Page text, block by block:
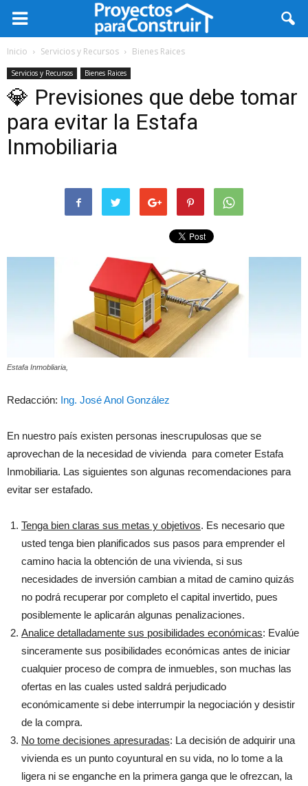
Inicio Servicios y Recursos Bienes Raices
Servicios y Recursos Bienes Raices
💎 Previsiones que debe tomar
para evitar la Estafa
Inmobiliaria
Estafa Inmobliaria,
Redacción: Ing. José Anol González
En nuestro país existen personas inescrupulosas que se
aprovechan de la necesidad de vivienda para cometer Estafa
Inmobiliaria. Las siguientes son algunas recomendaciones para
evitar ser estafado.
Tenga bien claras sus metas y objetivos. Es necesario que
usted tenga bien planificados sus pasos para emprender el
camino hacia la obtención de una vivienda, si sus
necesidades de inversión cambian a mitad de camino quizás
no podrá recuperar por completo el capital invertido, pues
posiblemente le aplicarán algunas penalizaciones.
Analice detalladamente sus posibilidades económicas: Evalúe
sinceramente sus posibilidades económicas antes de iniciar
cualquier proceso de compra de inmuebles, son muchas las
ofertas en las cuales usted saldrá perjudicado
económicamente si debe interrumpir la negociación y desistir
de la compra.
No tome decisiones apresuradas: La decisión de adquirir una
vivienda es un punto coyuntural en su vida, no lo tome a la
ligera ni se enganche en la primera ganga que le ofrezcan, la